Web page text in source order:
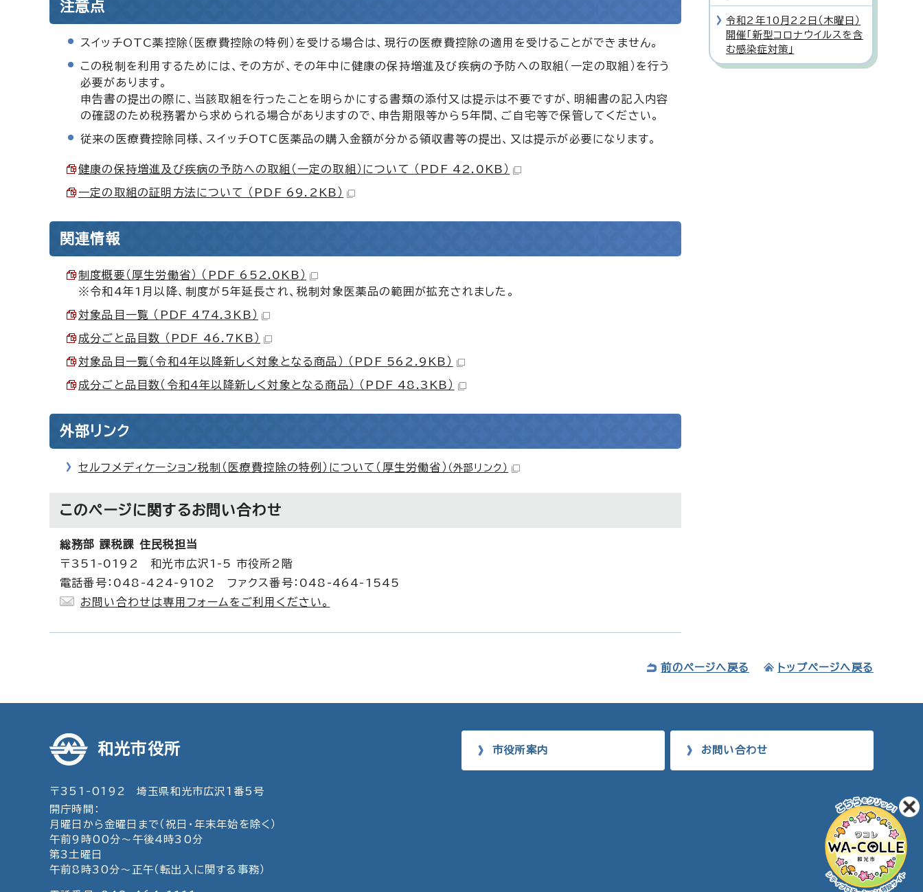
注意点
スイッチOTC薬控除（医療費控除の特例）を受ける場合は、現行の医療費控除の適用を受けることができません。
この税制を利用するためには、その方が、その年中に健康の保持増進及び疾病の予防への取組（一定の取組）を行う
必要があります。
申告書の提出の際に、当該取組を行ったことを明らかにする書類の添付又は提示は不要ですが、明細書の記入内容
の確認のため税務署から求められる場合がありますので、申告期限等から5年間、ご自宅等で保管してください。
従来の医療費控除同様、スイッチOTC医薬品の購入金額が分かる領収書等の提出、又は提示が必要になります。
健康の保持増進及び疾病の予防への取組（一定の取組）について （PDF 42.0KB）
一定の取組の証明方法について （PDF 69.2KB）
関連情報
制度概要（厚生労働省） （PDF 652.0KB）
※令和4年1月以降、制度が5年延長され、税制対象医薬品の範囲が拡充されました。
対象品目一覧 （PDF 474.3KB）
成分ごと品目数 （PDF 46.7KB）
対象品目一覧（令和4年以降新しく対象となる商品） （PDF 562.9KB）
成分ごと品目数（令和4年以降新しく対象となる商品） （PDF 48.3KB）
外部リンク
セルフメディケーション税制（医療費控除の特例）について（厚生労働省） （外部リンク）
このページに関するお問い合わせ
総務部 課税課 住民税担当
〒351-0192 和光市広沢1-5 市役所2階
電話番号：048-424-9102 ファクス番号：048-464-1545
お問い合わせは専用フォームをご利用ください。
令和2年10月22日（木曜日）
開催「新型コロナウイルスを含
む感染症対策」
前のページへ戻る トップページへ戻る
和光市役所
〒351-0192 埼玉県和光市広沢1番5号
開庁時間：
月曜日から金曜日まで（祝日・年末年始を除く）
午前9時00分～午後4時30分
第3土曜日
午前8時30分～正午（転出入に関する事務）
市役所案内 お問い合わせ